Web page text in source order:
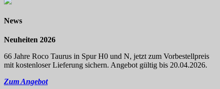
News
Neuheiten 2026
66 Jahre Roco Taurus in Spur H0 und N, jetzt zum Vorbestellpreis
mit kostenloser Lieferung sichern. Angebot gültig bis 20.04.2026.
Zum Angebot